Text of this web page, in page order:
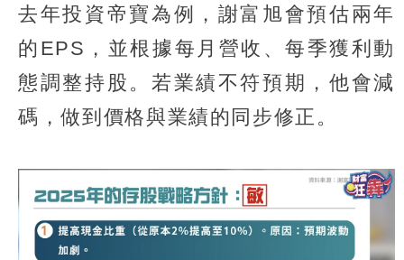
去年投資帝寶為例，謝富旭會預估兩年
的EPS，並根據每月營收、每季獲利動
態調整持股。若業績不符預期，他會減
碼，做到價格與業績的同步修正。